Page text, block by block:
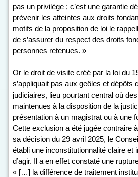
pas un privilège ; c’est une garantie
prévenir les atteintes aux droits
motifs de la proposition de loi le
de s’assurer du respect des droits
personnes retenues. »
Or le droit de visite créé par la loi du
s’appliquait pas aux geôles et dépôts
judiciaires, lieu pourtant central où
maintenues à la disposition de la
présentation à un magistrat ou à une
Cette exclusion a été jugée contraire
sa décision du 29 avril 2025, le
établi une inconstitutionnalité claire et
d’agir. Il a en effet constaté une
« […] la différence de traitement